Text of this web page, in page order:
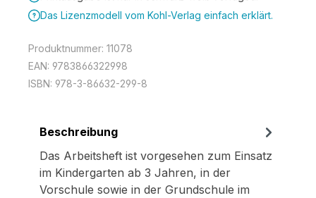
Das Lizenzmodell vom Kohl-Verlag einfach erklärt.
Produktnummer: 11078
EAN: 9783866322998
ISBN: 978-3-86632-299-8
Beschreibung
Das Arbeitsheft ist vorgesehen zum Einsatz
im Kindergarten ab 3 Jahren, in der
Vorschule sowie in der Grundschule im